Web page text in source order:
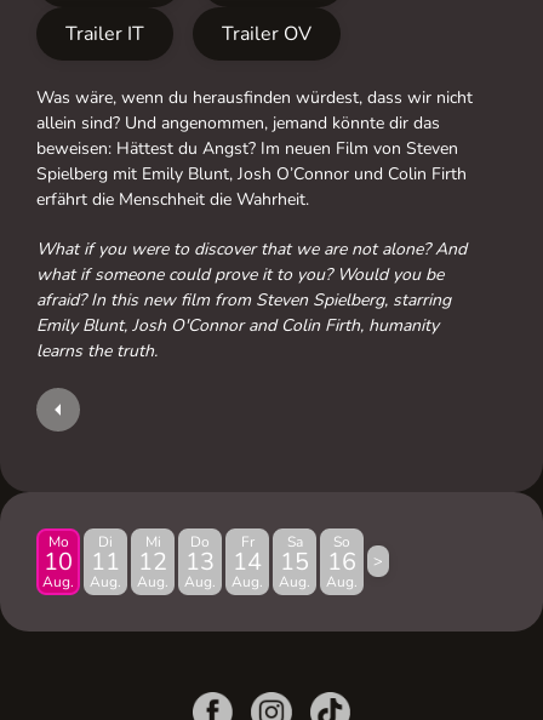
Trailer IT
Trailer OV
Was wäre, wenn du herausfinden würdest, dass wir nicht
allein sind? Und angenommen, jemand könnte dir das
beweisen: Hättest du Angst? Im neuen Film von Steven
Spielberg mit Emily Blunt, Josh O’Connor und Colin Firth
erfährt die Menschheit die Wahrheit.
What if you were to discover that we are not alone? And
what if someone could prove it to you? Would you be
afraid? In this new film from Steven Spielberg, starring
Emily Blunt, Josh O'Connor and Colin Firth, humanity
learns the truth.
Mo
10
Aug.
Di
11
Aug.
Mi
12
Aug.
Do
13
Aug.
Fr
14
Aug.
Sa
15
Aug.
So
16
Aug.
>